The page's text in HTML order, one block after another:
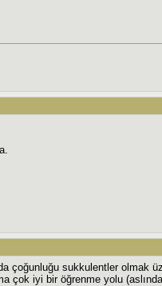
çoğunluğu sukkulentler olmak
çok iyi bir öğrenme yolu